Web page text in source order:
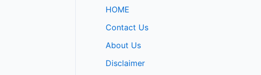
HOME
Contact Us
About Us
Disclaimer